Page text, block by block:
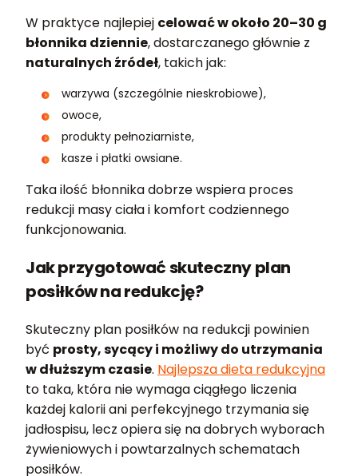
W praktyce najlepiej celować w około 20–30 g
błonnika dziennie, dostarczanego głównie z
naturalnych źródeł, takich jak:
warzywa (szczególnie nieskrobiowe),
owoce,
produkty pełnoziarniste,
kasze i płatki owsiane.
Taka ilość błonnika dobrze wspiera proces
redukcji masy ciała i komfort codziennego
funkcjonowania.
Jak przygotować skuteczny plan
posiłków na redukcję?
Skuteczny plan posiłków na redukcji powinien
być prosty, sycący i możliwy do utrzymania
w dłuższym czasie. Najlepsza dieta redukcyjna
to taka, która nie wymaga ciągłego liczenia
każdej kalorii ani perfekcyjnego trzymania się
jadłospisu, lecz opiera się na dobrych wyborach
żywieniowych i powtarzalnych schematach
posiłków.